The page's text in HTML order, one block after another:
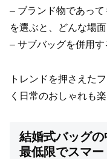
– ブランド物であっ
を選ぶと、どんな場
– サブバッグを併用
トレンドを押さえた
く日常のおしゃれも
結婚式バッグ
最低限でスマー